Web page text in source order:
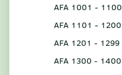
AFA 1001 - 1100
AFA 1101 - 1200
AFA 1201 - 1299
AFA 1300 - 1400